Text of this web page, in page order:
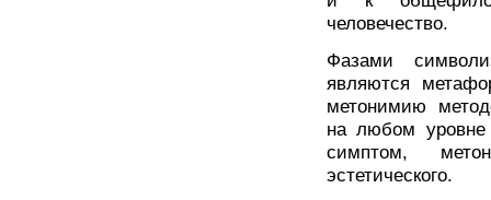
человечество.
Фазами
являются
метонимию
на любом уровне
симптом,
эстетического.